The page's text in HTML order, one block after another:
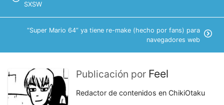
SXSW
“Super Mario 64” ya tiene re-make (hecho por fans) para
navegadores web
Publicación por Feel
Redactor de contenidos en ChikiOtaku